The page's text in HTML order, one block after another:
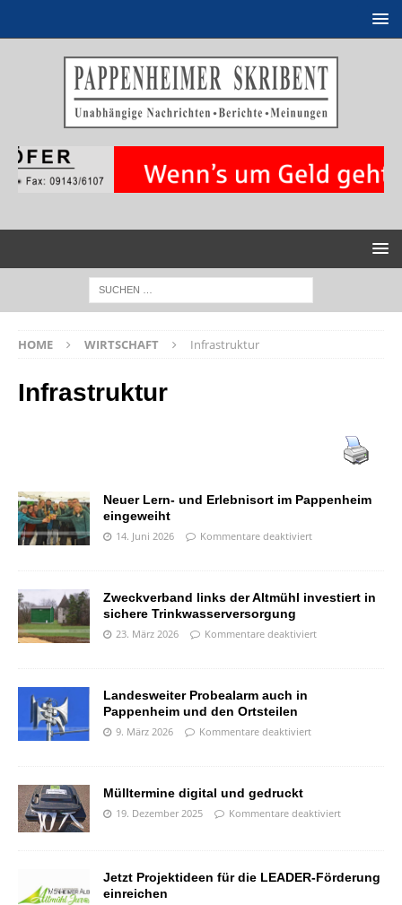
HOME WIRTSCHAFT Infrastruktur
Infrastruktur
Neuer Lern- und Erlebnisort im Pappenheim
eingeweiht
14. Juni 2026 Kommentare deaktiviert
Zweckverband links der Altmühl investiert in
sichere Trinkwasserversorgung
23. März 2026 Kommentare deaktiviert
Landesweiter Probealarm auch in
Pappenheim und den Ortsteilen
9. März 2026 Kommentare deaktiviert
Mülltermine digital und gedruckt
19. Dezember 2025 Kommentare deaktiviert
Jetzt Projektideen für die LEADER-Förderung
einreichen